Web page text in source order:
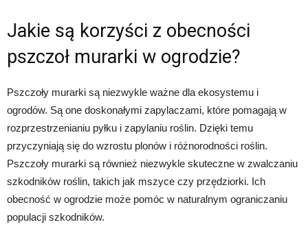
Jakie są korzyści z obecności
pszczoł murarki w ogrodzie?
Pszczoły murarki są niezwykle ważne dla ekosystemu i
ogrodów. Są one doskonałymi zapylaczami, które pomagają w
rozprzestrzenianiu pyłku i zapylaniu roślin. Dzięki temu
przyczyniają się do wzrostu plonów i różnorodności roślin.
Pszczoły murarki są również niezwykle skuteczne w zwalczaniu
szkodników roślin, takich jak mszyce czy przędziorki. Ich
obecność w ogrodzie może pomóc w naturalnym ograniczaniu
populacji szkodników.